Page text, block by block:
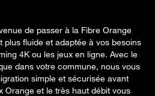
de passer à la Fibre Orange
plus fluide et adaptée à vos besoins
4K ou les jeux en ligne. Avec le
dans votre commune, nous vous
simple et sécurisée avant
Orange et le très haut débit vous